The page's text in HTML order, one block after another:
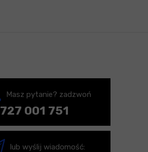
Masz pytanie? zadzwoń
727 001 751
lub wyślij wiadomość: